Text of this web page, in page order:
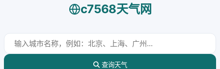
c7568天气网
查询天气